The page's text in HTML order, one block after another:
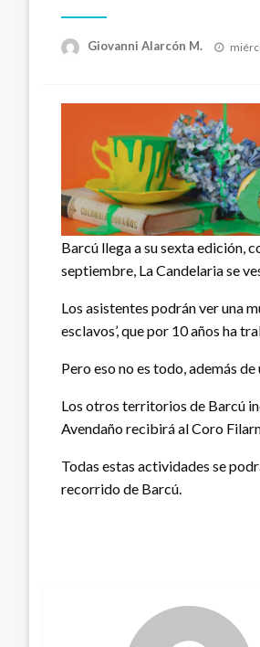
Giovanni Alarcón M.
Barcú llega a su sexta edición,
septiembre, La Candelaria se
Los asistentes podrán ver una
esclavos’, que por 10 años ha
Pero eso no es todo, además
Los otros territorios de Barcú
Avendaño recibirá al Coro
Todas estas actividades se
recorrido de Barcú.